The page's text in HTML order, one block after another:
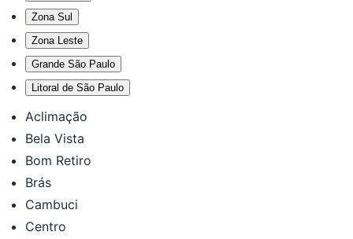
Zona Sul
Zona Leste
Grande São Paulo
Litoral de São Paulo
Aclimação
Bela Vista
Bom Retiro
Brás
Cambuci
Centro